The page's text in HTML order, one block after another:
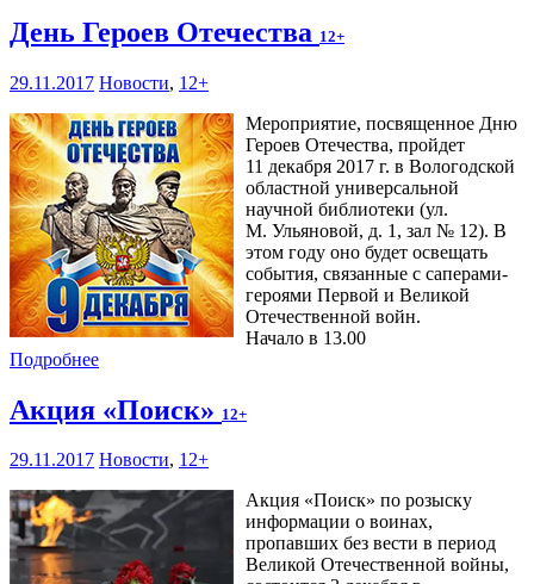
День Героев Отечества 12+
29.11.2017 Новости, 12+
Мероприятие, посвященное Дню
Героев Отечества, пройдет
11 декабря 2017 г. в Вологодской
областной универсальной
научной библиотеки (ул.
М. Ульяновой, д. 1, зал № 12). В
этом году оно будет освещать
события, связанные с саперами-
героями Первой и Великой
Отечественной войн.
Начало в 13.00
Подробнее
Акция «Поиск» 12+
29.11.2017 Новости, 12+
Акция «Поиск» по розыску
информации о воинах,
пропавших без вести в период
Великой Отечественной войны,